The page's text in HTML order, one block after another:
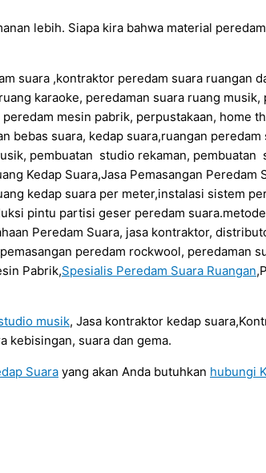
lebih. Siapa kira bahwa material
suara ,kontraktor peredam suara ruangan
karaoke, peredaman suara ruang musik,
mesin pabrik, perpustakaan, home
suara, kedap suara,ruangan peredam
pembuatan studio rekaman, pembuatan
Kedap Suara,Jasa Pemasangan Peredam
kedap suara per meter,instalasi sistem
pintu partisi geser peredam
Peredam Suara, jasa kontraktor,
peredam rockwool, peredaman
Pabrik,Spesialis Peredam Suara Ruangan
musik, Jasa kontraktor kedap
kebisingan, suara dan gema.
Suara yang akan Anda butuhkan hubungi